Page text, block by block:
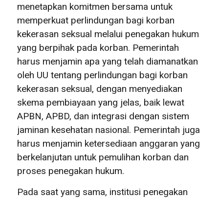
menetapkan komitmen bersama untuk
memperkuat perlindungan bagi korban
kekerasan seksual melalui penegakan hukum
yang berpihak pada korban. Pemerintah
harus menjamin apa yang telah diamanatkan
oleh UU tentang perlindungan bagi korban
kekerasan seksual, dengan menyediakan
skema pembiayaan yang jelas, baik lewat
APBN, APBD, dan integrasi dengan sistem
jaminan kesehatan nasional. Pemerintah juga
harus menjamin ketersediaan anggaran yang
berkelanjutan untuk pemulihan korban dan
proses penegakan hukum.
Pada saat yang sama, institusi penegakan